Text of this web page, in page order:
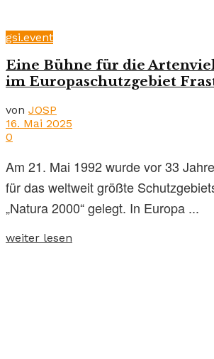
gsi.event
Eine Bühne für die
im Europaschutzgebiet
von JOSP
16. Mai 2025
0
Am 21. Mai 1992 wurde vor 33
für das weltweit größte
„Natura 2000“ gelegt. In Europa ...
weiter lesen